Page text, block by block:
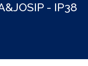
- IP38